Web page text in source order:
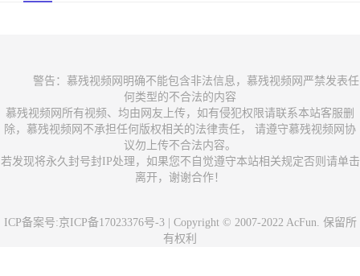
何类型的不合法的内容
慕残视频网所有视频、均由网友上传，如有侵犯权限请联系本站客服删
除，慕残视频网不承担任何版权相关的法律责任， 请遵守慕残视频网协
议勿上传不合法内容。
若发现将永久封号封IP处理，如果您不自觉遵守本站相关规定否则请单击
离开，谢谢合作！
ICP备案号:京ICP备17023376号-3 | Copyright © 2007-2022 AcFun. 保留所
有权利